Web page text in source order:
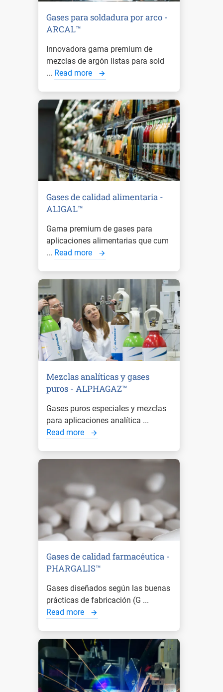
Gases para soldadura por arco -
ARCAL™
Innovadora gama premium de
mezclas de argón listas para sold
... Read more
Gases de calidad alimentaria -
ALIGAL™
Gama premium de gases para
aplicaciones alimentarias que cum
... Read more
Mezclas analíticas y gases
puros - ALPHAGAZ™
Gases puros especiales y mezclas
para aplicaciones analítica ...
Read more
Gases de calidad farmacéutica -
PHARGALIS™
Gases diseñados según las buenas
prácticas de fabricación (G ...
Read more